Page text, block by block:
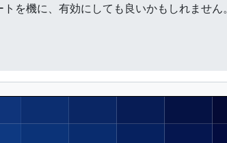
を機に、有効にしても良いかもしれません。